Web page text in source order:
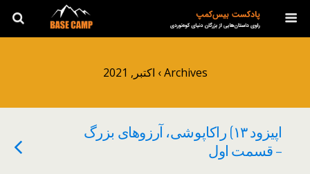
Archives › اکتبر, 2021
اپیزود ۱۳) راکاپوشی، آرزوهای بزرگ
– قسمت اول